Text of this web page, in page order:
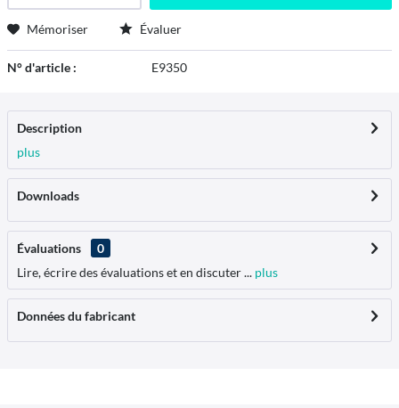
Mémoriser Évaluer
N° d'article : E9350
Description
plus
Downloads
Évaluations
0
Lire, écrire des évaluations et en discuter ... plus
Données du fabricant